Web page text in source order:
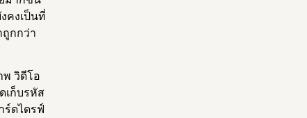
คงเป็นที่
กกว่า
พ วิดีโอ
เก็บรหัส
ร์ดไดรฟ์